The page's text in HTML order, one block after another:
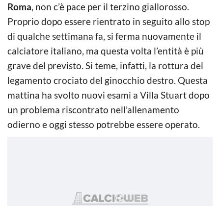
Roma, non c’è pace per il terzino giallorosso.
Proprio dopo essere rientrato in seguito allo stop
di qualche settimana fa, si ferma nuovamente il
calciatore italiano, ma questa volta l’entità è più
grave del previsto. Si teme, infatti, la rottura del
legamento crociato del ginocchio destro. Questa
mattina ha svolto nuovi esami a Villa Stuart dopo
un problema riscontrato nell’allenamento
odierno e oggi stesso potrebbe essere operato.